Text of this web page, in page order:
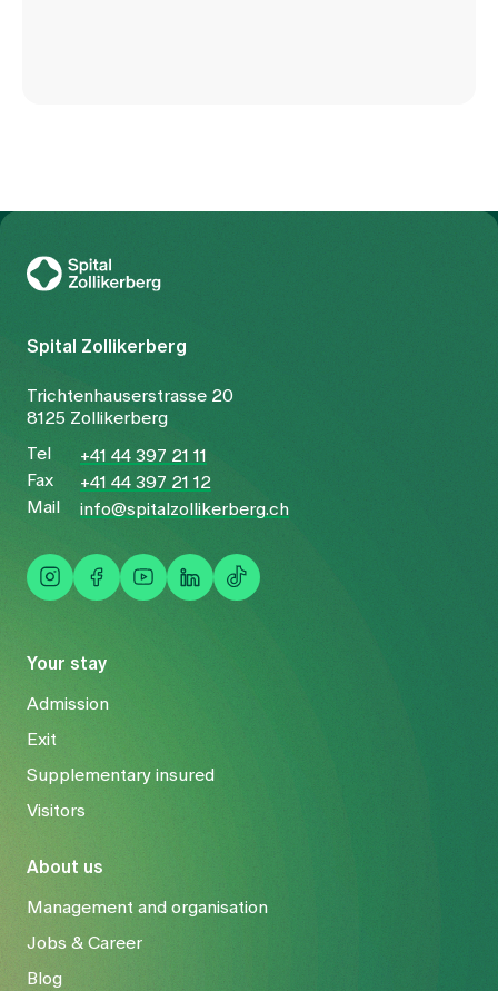
Your stay
Admission
Exit
Supplementary insured
Visitors
About us
Management and organisation
Jobs & Career
Blog
Spital Zollikerberg
Trichtenhauserstrasse 20
8125 Zollikerberg
Tel
+41 44 397 21 11
Fax
+41 44 397 21 12
Mail
info@spitalzollikerberg.ch